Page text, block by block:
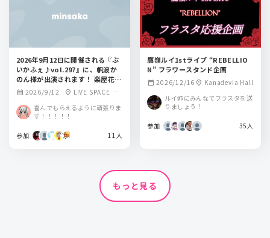
2026年9月12日に開催される『ぶ
いかふぇ♪vol.297』に、帆波か
のん様が出演されます！ 楽屋花で
盛り上げませんか？
calendar_month 2026/9/12 location_on LIVE SPACE Q
ライブBAR from sc
喜んでもらえるように頑張りま
す！！！！！
参加 11人
鷹嶺ルイ1stライブ “REBELLIO
N” フラワースタンド企画
calendar_month 2026/12/16 location_on Kanadevia Hall
ルイ姉にみんなでフラスタを送
りましょう！
参加 35人
もっと見る